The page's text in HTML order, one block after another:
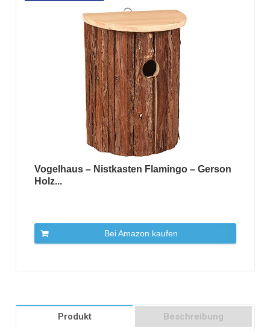
Vogelhaus – Nistkasten Flamingo – Gerson
Holz...
Bei Amazon kaufen
Produkt Beschreibung